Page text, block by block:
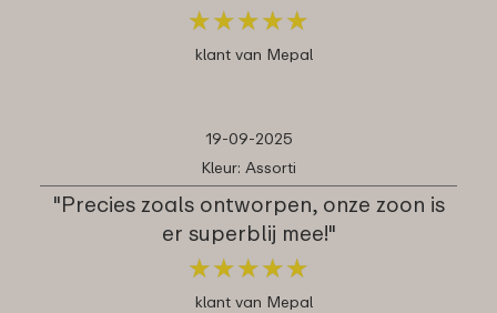
★★★★★
★★★★★
klant van Mepal
19-09-2025
Kleur: Assorti
"Precies zoals ontworpen, onze zoon is
er superblij mee!"
★★★★★
★★★★★
klant van Mepal